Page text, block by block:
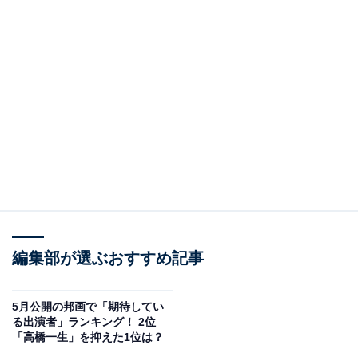
編集部が選ぶおすすめ記事
5月公開の邦画で「期待してい
る出演者」ランキング！ 2位
「高橋一生」を抑えた1位は？